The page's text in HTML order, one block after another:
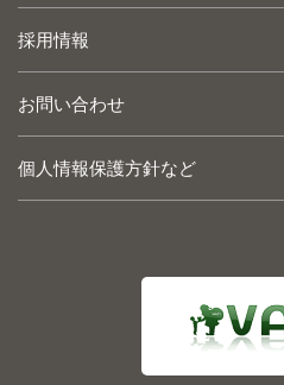
採用情報
お問い合わせ
個人情報保護方針など